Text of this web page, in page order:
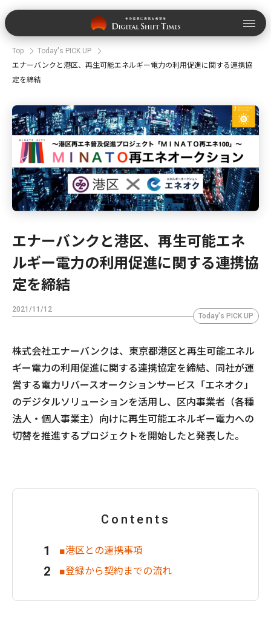
Top
Today's PICK UP
エナーバンクと港区、再生可能エネルギー電力の利用促進に関する連携協
定を締結
エナーバンクと港区、再生可能エネ
ルギー電力の利用促進に関する連携協
定を締結
2021/11/12
Today's PICK UP
株式会社エナーバンクは、東京都港区と再生可能エネル
ギー電力の利用促進に関する連携協定を締結、同社が運
営する電⼒リバースオークションサービス「エネオク」
のデジタルソリューションを活用し、区内事業者（各種
法人・個人事業主）向けに再生可能エネルギー電力への
切替を推進するプロジェクトを開始したと発表した。
Contents
■港区との連携事項
■登録から契約までの流れ